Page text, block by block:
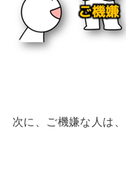
次に、ご機嫌な人は、